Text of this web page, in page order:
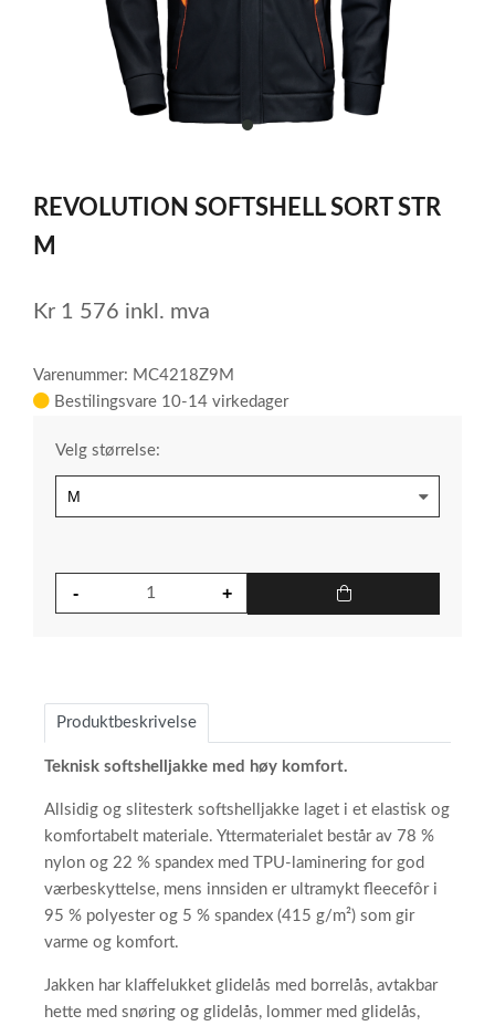
item
of
1
REVOLUTION SOFTSHELL SORT STR
M
Kr 1 576 inkl. mva
Varenummer: MC4218Z9M
Bestilingsvare 10-14 virkedager
Velg størrelse:
Produktbeskrivelse
Teknisk softshelljakke med høy komfort.
Allsidig og slitesterk softshelljakke laget i et elastisk og
komfortabelt materiale. Yttermaterialet består av 78 %
nylon og 22 % spandex med TPU-laminering for god
værbeskyttelse, mens innsiden er ultramykt fleecefôr i
95 % polyester og 5 % spandex (415 g/m²) som gir
varme og komfort.
Jakken har klaffelukket glidelås med borrelås, avtakbar
hette med snøring og glidelås, lommer med glidelås,